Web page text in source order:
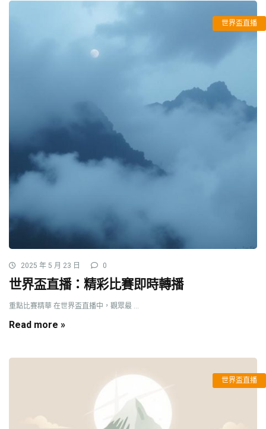
世界盃直播
2025 年 5 月 23 日 0
世界盃直播：精彩比賽即時轉播
重點比賽精華 在世界盃直播中，觀眾最 ...
Read more »
世界盃直播